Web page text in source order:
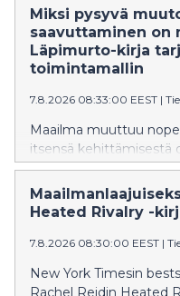
houkuttelevimmat
pitkään.
Miksi pysyvä
saavuttaminen on
Läpimurto-kirja
toimintamallin
7.8.2026 08:33:00 EEST |
Maailma muuttuu
itsensä kehittämisestä
Moni tietää, mitä
muutoksen tekeminen
työelämän
lisääntyy ja yhä
suorituskykyä,
Heated Rivalry -
7.8.2026 08:30:00 EEST |
New York Timesin
Rachel Reidin Heated